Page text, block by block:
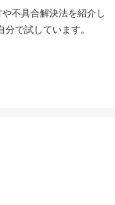
不具合解決法を紹介し
で試しています。